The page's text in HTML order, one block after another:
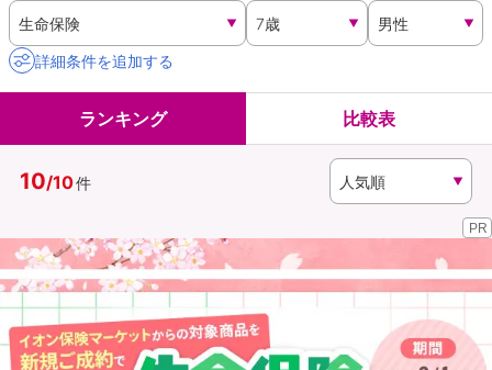
キャンペーン一覧
イオングループ従業員さま向け
資料請求
（無料）
訪問相談
詳細条件を追加する
ランキング 比較表
10/10件
PR